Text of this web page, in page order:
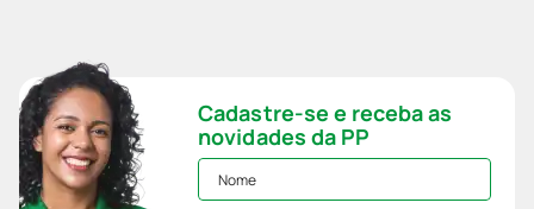
Cadastre-se e receba as
novidades da PP